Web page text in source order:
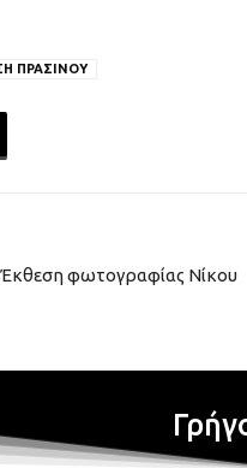
ΠΡΑΣΙΝΟΥ
φωτογραφίας Νίκου